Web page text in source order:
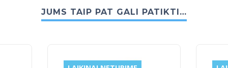
JUMS TAIP PAT GALI PATIKTI…